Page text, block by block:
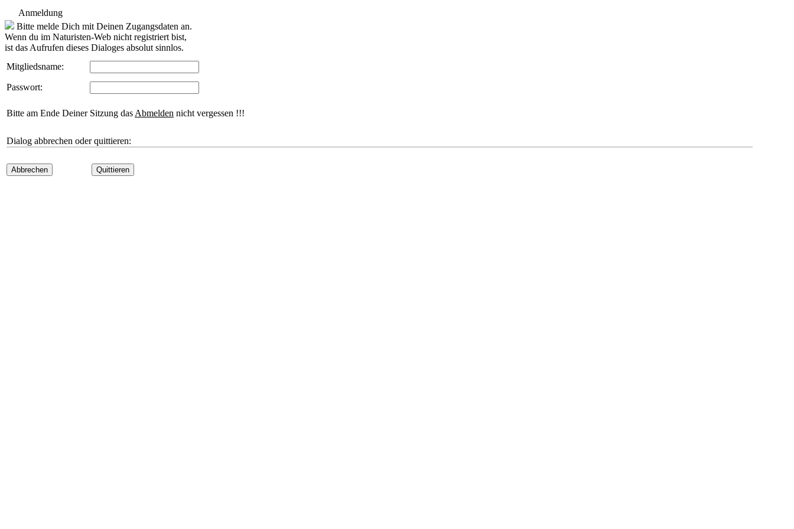
Anmeldung
Bitte melde Dich mit Deinen Zugangsdaten an.
Wenn du im Naturisten-Web nicht registriert bist,
ist das Aufrufen dieses Dialoges absolut sinnlos.
Mitgliedsname:
Passwort:
Bitte am Ende Deiner Sitzung das Abmelden nicht vergessen !!!
Dialog abbrechen oder quittieren:
Abbrechen Quittieren